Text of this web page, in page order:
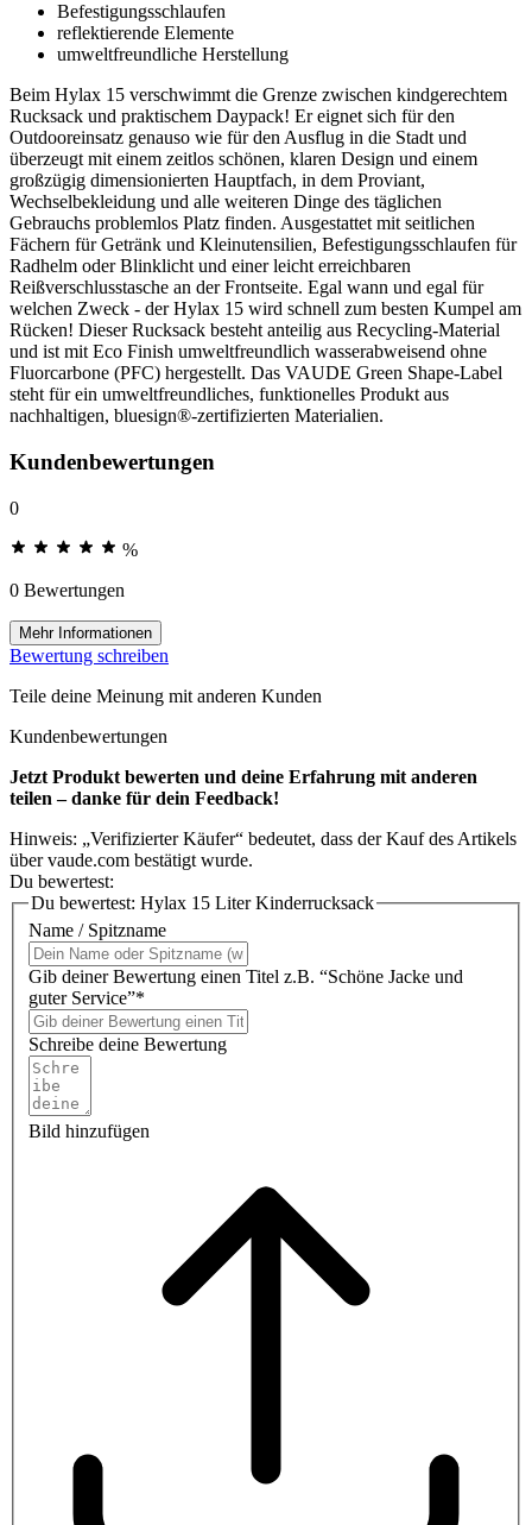
Befestigungsschlaufen
reflektierende Elemente
umweltfreundliche Herstellung
Beim Hylax 15 verschwimmt die Grenze zwischen kindgerechtem
Rucksack und praktischem Daypack! Er eignet sich für den
Outdooreinsatz genauso wie für den Ausflug in die Stadt und
überzeugt mit einem zeitlos schönen, klaren Design und einem
großzügig dimensionierten Hauptfach, in dem Proviant,
Wechselbekleidung und alle weiteren Dinge des täglichen
Gebrauchs problemlos Platz finden. Ausgestattet mit seitlichen
Fächern für Getränk und Kleinutensilien, Befestigungsschlaufen für
Radhelm oder Blinklicht und einer leicht erreichbaren
Reißverschlusstasche an der Frontseite. Egal wann und egal für
welchen Zweck - der Hylax 15 wird schnell zum besten Kumpel am
Rücken! Dieser Rucksack besteht anteilig aus Recycling-Material
und ist mit Eco Finish umweltfreundlich wasserabweisend ohne
Fluorcarbone (PFC) hergestellt. Das VAUDE Green Shape-Label
steht für ein umweltfreundliches, funktionelles Produkt aus
nachhaltigen, bluesign®-zertifizierten Materialien.
Kundenbewertungen
0
%
0 Bewertungen
Mehr Informationen
Bewertung schreiben
Teile deine Meinung mit anderen Kunden
Kundenbewertungen
Jetzt Produkt bewerten und deine Erfahrung mit anderen
teilen – danke für dein Feedback!
Hinweis: „Verifizierter Käufer“ bedeutet, dass der Kauf des Artikels
über vaude.com bestätigt wurde.
Du bewertest:
Du bewertest: Hylax 15 Liter Kinderrucksack
Name / Spitzname
Gib deiner Bewertung einen Titel z.B. “Schöne Jacke und
guter Service”*
Schreibe deine Bewertung
Bild hinzufügen